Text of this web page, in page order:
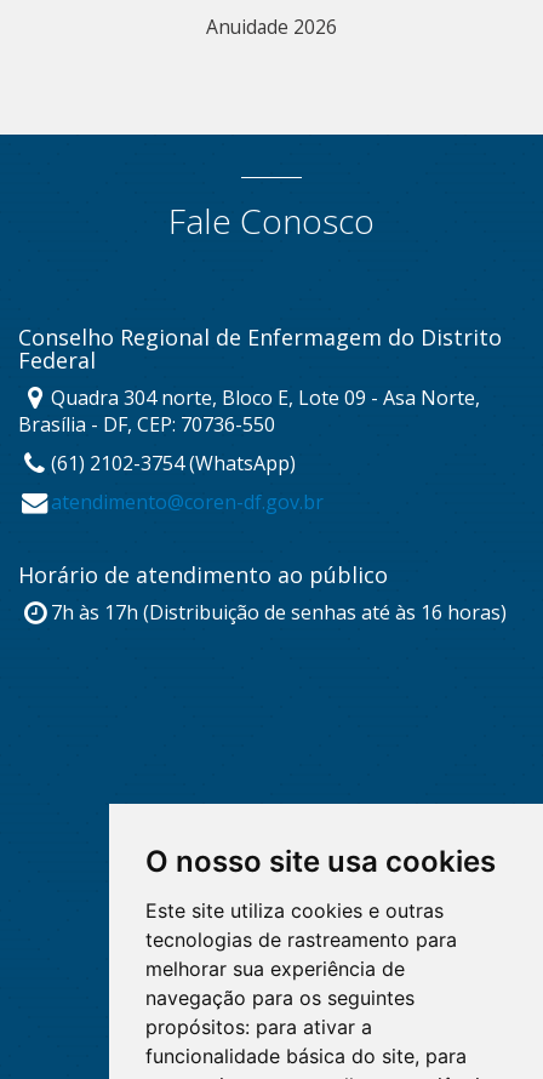
O nosso site usa cookies
Este site utiliza cookies e outras
tecnologias de rastreamento para
melhorar sua experiência de
navegação para os seguintes
propósitos: para ativar a
funcionalidade básica do site, para
Anuidade 2026
Fale Conosco
Conselho Regional de Enfermagem do Distrito
Federal
Quadra 304 norte, Bloco E, Lote 09 - Asa Norte,
Brasília - DF, CEP: 70736-550
(61) 2102-3754 (WhatsApp)
atendimento@coren-df.gov.br
Horário de atendimento ao público
7h às 17h (Distribuição de senhas até às 16 horas)